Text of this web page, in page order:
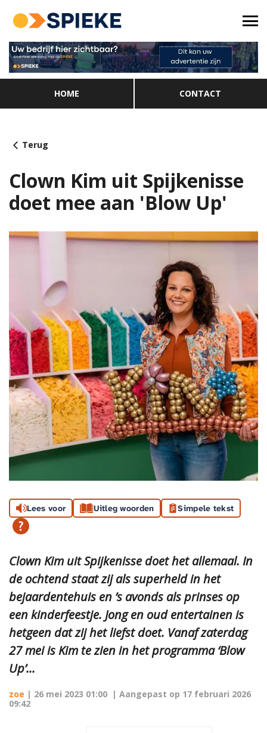
HOME CONTACT
Terug
Clown Kim uit Spijkenisse
doet mee aan 'Blow Up'
Lees voor Uitleg woorden Simpele tekst
Clown Kim uit Spijkenisse doet het allemaal. In
de ochtend staat zij als superheld in het
bejaardentehuis en ’s avonds als prinses op
een kinderfeestje. Jong en oud entertainen is
hetgeen dat zij het liefst doet. Vanaf zaterdag
27 mei is Kim te zien in het programma ‘Blow
Up’...
zoe | 26 mei 2023 01:00 | Aangepast op 17 februari 2026
09:42